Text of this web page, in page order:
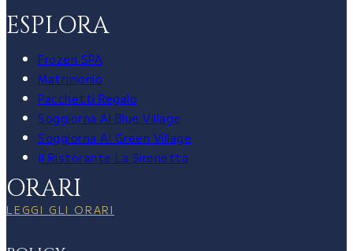
ESPLORA
Frozen SPA
Matrimonio
Pacchetti Regalo
Soggiorna Al Blue Village
Soggiorna Al Green Village
Il Ristorante La Sirenetta
ORARI
LEGGI GLI ORARI